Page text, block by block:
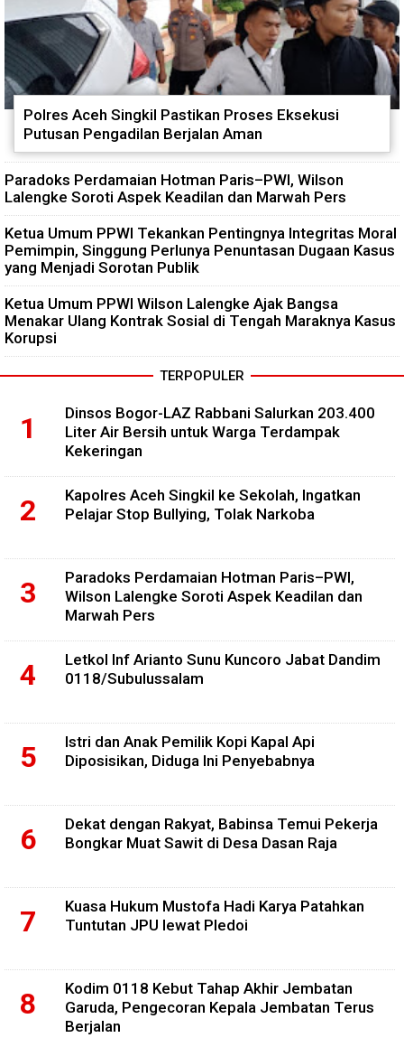
Polres Aceh Singkil Pastikan Proses Eksekusi
Putusan Pengadilan Berjalan Aman
Paradoks Perdamaian Hotman Paris–PWI, Wilson
Lalengke Soroti Aspek Keadilan dan Marwah Pers
Ketua Umum PPWI Tekankan Pentingnya Integritas Moral
Pemimpin, Singgung Perlunya Penuntasan Dugaan Kasus
yang Menjadi Sorotan Publik
Ketua Umum PPWI Wilson Lalengke Ajak Bangsa
Menakar Ulang Kontrak Sosial di Tengah Maraknya Kasus
Korupsi
TERPOPULER
Dinsos Bogor-LAZ Rabbani Salurkan 203.400
Liter Air Bersih untuk Warga Terdampak
Kekeringan
Kapolres Aceh Singkil ke Sekolah, Ingatkan
Pelajar Stop Bullying, Tolak Narkoba
Paradoks Perdamaian Hotman Paris–PWI,
Wilson Lalengke Soroti Aspek Keadilan dan
Marwah Pers
Letkol Inf Arianto Sunu Kuncoro Jabat Dandim
0118/Subulussalam
Istri dan Anak Pemilik Kopi Kapal Api
Diposisikan, Diduga Ini Penyebabnya
Dekat dengan Rakyat, Babinsa Temui Pekerja
Bongkar Muat Sawit di Desa Dasan Raja
Kuasa Hukum Mustofa Hadi Karya Patahkan
Tuntutan JPU lewat Pledoi
Kodim 0118 Kebut Tahap Akhir Jembatan
Garuda, Pengecoran Kepala Jembatan Terus
Berjalan